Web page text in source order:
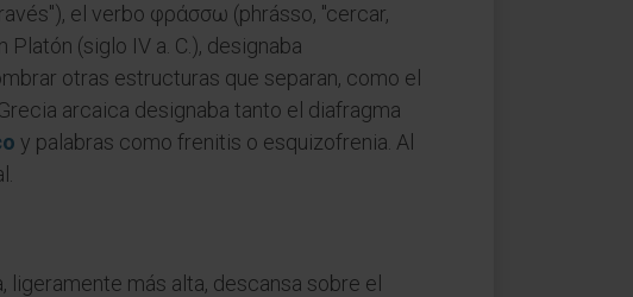
el verbo φράσσω (phrásso, "cercar,
(siglo IV a. C.), designaba
otras estructuras que separan, como el
arcaica designaba tanto el diafragma
y palabras como frenitis o esquizofrenia. Al
más alta, descansa sobre el